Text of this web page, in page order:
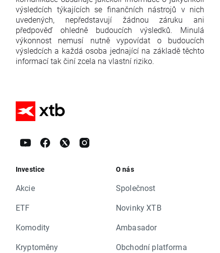
výsledcích týkajících se finančních nástrojů v nich
uvedených, nepředstavují žádnou záruku ani
předpověď ohledně budoucích výsledků. Minulá
výkonnost nemusí nutně vypovídat o budoucích
výsledcích a každá osoba jednající na základě těchto
informací tak činí zcela na vlastní riziko.
Investice
Akcie
ETF
Komodity
Kryptoměny
O nás
Společnost
Novinky XTB
Ambasador
Obchodní platforma